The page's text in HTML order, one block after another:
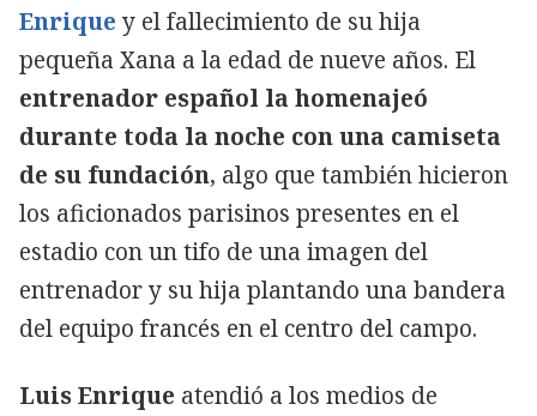
Enrique y el fallecimiento de su hija
pequeña Xana a la edad de nueve años. El
entrenador español la homenajeó
durante toda la noche con una camiseta
de su fundación, algo que también hicieron
los aficionados parisinos presentes en el
estadio con un tifo de una imagen del
entrenador y su hija plantando una bandera
del equipo francés en el centro del campo.
Luis Enrique atendió a los medios de